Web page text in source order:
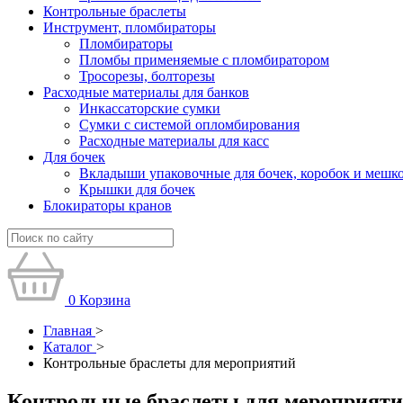
Контрольные браслеты
Инструмент, пломбираторы
Пломбираторы
Пломбы применяемые с пломбиратором
Тросорезы, болторезы
Расходные материалы для банков
Инкассаторские сумки
Сумки с системой опломбирования
Расходные материалы для касс
Для бочек
Вкладыши упаковочные для бочек, коробок и
Крышки для бочек
Блокираторы кранов
0 Корзина
Главная >
Каталог >
Контрольные браслеты для мероприятий